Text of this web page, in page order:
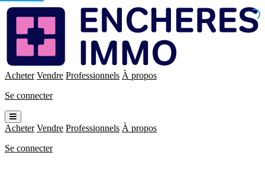
Enchères
Immo
Acheter Vendre Professionnels À propos
Se connecter
Ouvrir
le
menu
Acheter Vendre Professionnels À propos
Se connecter